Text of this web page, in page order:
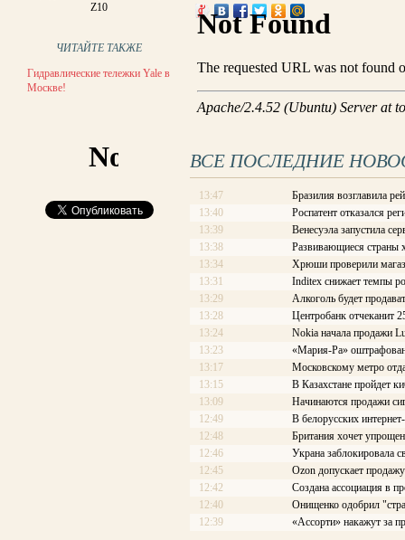
Z10
ЧИТАЙТЕ ТАКЖЕ
Гидравлические тележки Yale в
Москве!
ВСЕ ПОСЛЕДНИЕ
13:47
Бразилия возглавила
13:40
Роспатент отказался
13:39
Венесуэла запустила
13:38
Развивающиеся страны
13:34
Хрюши проверили
13:31
Inditex снижает темпы
13:29
Алкоголь будет
13:28
Центробанк отчеканит
13:24
Nokia начала продажи
13:23
«Мария-Ра»
13:17
Московскому метро
13:15
В Казахстане пройдет
13:09
Начинаются продажи
12:49
В белорусских
12:48
Британия хочет
12:46
Украна заблокировала
12:45
Ozon допускает
12:42
Создана ассоциация в
12:40
Онищенко одобрил
12:39
«Ассорти» накажут за